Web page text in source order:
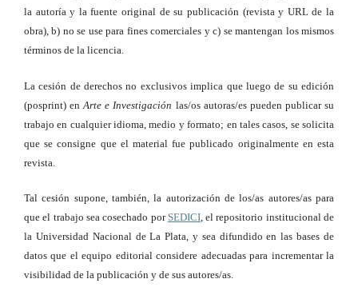
la autoría y la fuente original de su publicación (revista y URL de la
obra), b) no se use para fines comerciales y c) se mantengan los mismos
términos de la licencia.
La cesión de derechos no exclusivos implica que luego de su edición
(posprint) en Arte e Investigación las/os autoras/es pueden publicar su
trabajo en cualquier idioma, medio y formato; en tales casos, se solicita
que se consigne que el material fue publicado originalmente en esta
revista.
Tal cesión supone, también, la autorización de los/as autores/as para
que el trabajo sea cosechado por SEDICI, el repositorio institucional de
la Universidad Nacional de La Plata, y sea difundido en las bases de
datos que el equipo editorial considere adecuadas para incrementar la
visibilidad de la publicación y de sus autores/as.